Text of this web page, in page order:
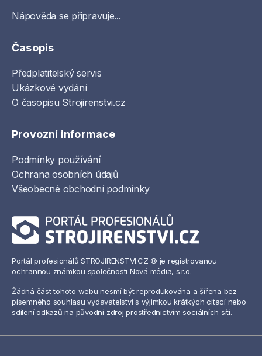
Nápověda se připravuje...
Časopis
Předplatitelský servis
Ukázkové vydání
O časopisu Strojirenstvi.cz
Provozní informace
Podmínky používání
Ochrana osobních údajů
Všeobecné obchodní podmínky
Portál profesionálů STROJIRENSTVI.CZ © je registrovanou
ochrannou známkou společnosti Nová média, s.r.o.
Žádná část tohoto webu nesmí být reprodukována a šířena bez
písemného souhlasu vydavatelství s výjimkou krátkých citací nebo
sdílení odkazů na původní zdroj prostřednictvím sociálních sítí.